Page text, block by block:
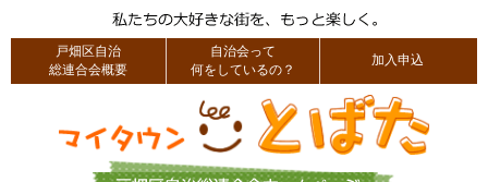
戸畑区自治
総連合会概要
自治会って
何をしているの？
加入申込